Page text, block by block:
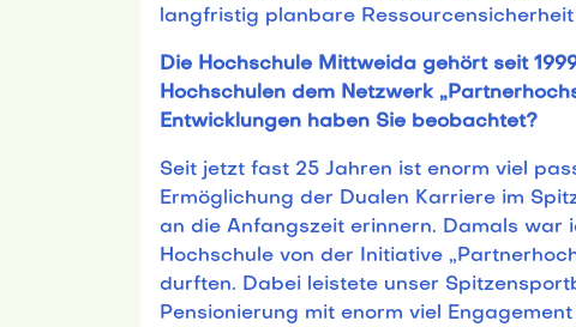
langfristig planbare
Die Hochschule Mittweida gehört seit
Hochschulen dem Netzwerk
Entwicklungen haben Sie beobachtet?
Seit jetzt fast 25 Jahren ist enorm viel
Ermöglichung der Dualen Karriere im
an die Anfangszeit erinnern. Damals war
Hochschule von der Initiative
durften. Dabei leistete unser
Pensionierung mit enorm viel